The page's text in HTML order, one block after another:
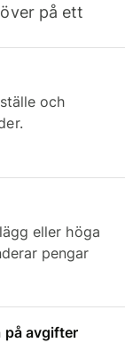
på ett
och
eller höga
pengar
på avgifter